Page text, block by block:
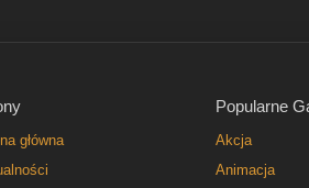
główna
Popularne
Akcja
Animacja